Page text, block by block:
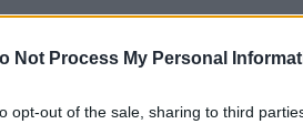
Not Process My Personal
opt-out of the sale, sharing to third
την τηλεόραση και
της. Γεφυρώνει το χθες